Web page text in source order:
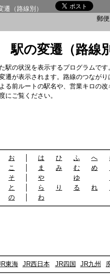
遷（路線別）
郵
駅の変遷（路線
駅の状況を表示するプログラムです。
遷が表示されます。路線のつながり
る前ルートの駅名や、営業キロの
にご覧ください。
お は ひ ふ へ
こ ま み む め
そ や ゆ
と ら り る れ
の わ
東海 JR西日本 JR四国 JR九州